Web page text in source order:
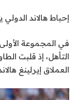
إحباط هالاند
في المجموعة
التأهل، إذ قلبت
العملاق إيرلينغ